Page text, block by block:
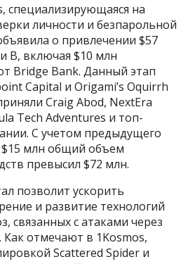
специализирующаяся на
личности и безпарольной
о привлечении $57
B, включая $10 млн
Bridge Bank. Данный этап
Capital и Origami’s Oquirrh
Craig Abod, NextEra
Tech Adventures и топ-
С учетом предыдущего
$15 млн общий объем
превысил $72 млн.
позволит ускорить
и развитие технологий
связанных с атаками через
Как отмечают в 1Kosmos,
Scattered Spider и